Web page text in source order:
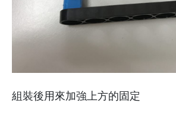
組裝後用來加強上方的固定